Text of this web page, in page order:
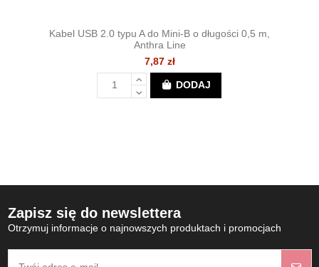
Kabel USB 2.0 typu A do Mini-B o długości 0,5 m,
Anthra Line
7,87 zł
DODAJ
Zapisz się do newslettera
Otrzymuj informacje o najnowszych produktach i promocjach